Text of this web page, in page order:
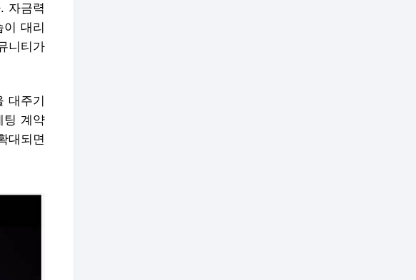
자금력
대리
니티가
대주기
팅 계약
대되면